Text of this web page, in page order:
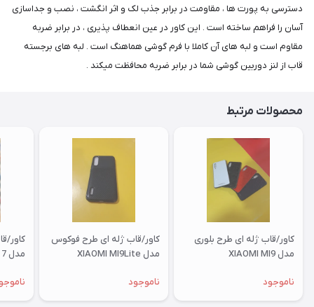
دسترسی به پورت ها ، مقاومت در برابر جذب لک و اثر انگشت ، نصب و جداسازی
آسان را فراهم ساخته است . این کاور در عین انعطاف پذیری ، در برابر ضربه
مقاوم است و لبه های آن کاملا با فرم گوشی هماهنگ است . لبه های برجسته
قاب از لنز دوربین گوشی شما در برابر ضربه محافظت میکند .
محصولات مرتبط
کاور/قاب ژله ای طرح بلوری
مدل XIAOMI MI9
ناموجود
کاور/قاب ژله ای طرح فوکوس
مدل XIAOMI MI9Lite
ناموجود
کاور/
مدل XIAOMI RM 7